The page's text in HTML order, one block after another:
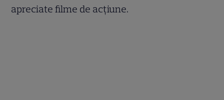
apreciate filme de acțiune.